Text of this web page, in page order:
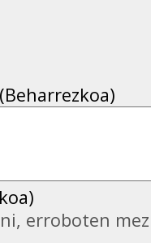
(Beharrezkoa)
erroboten